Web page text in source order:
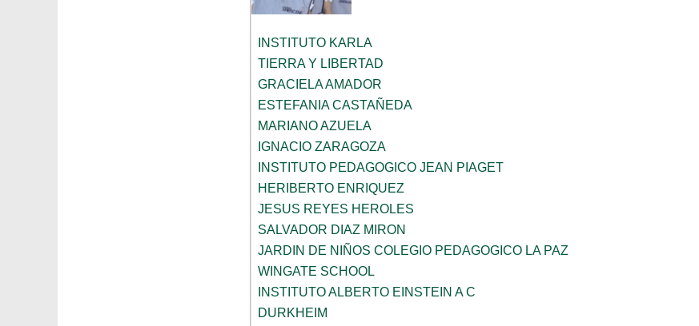
INSTITUTO KARLA
TIERRA Y LIBERTAD
GRACIELA AMADOR
ESTEFANIA CASTAÑEDA
MARIANO AZUELA
IGNACIO ZARAGOZA
INSTITUTO PEDAGOGICO JEAN PIAGET
HERIBERTO ENRIQUEZ
JESUS REYES HEROLES
SALVADOR DIAZ MIRON
JARDIN DE NIÑOS COLEGIO PEDAGOGICO LA PAZ
WINGATE SCHOOL
INSTITUTO ALBERTO EINSTEIN A C
DURKHEIM